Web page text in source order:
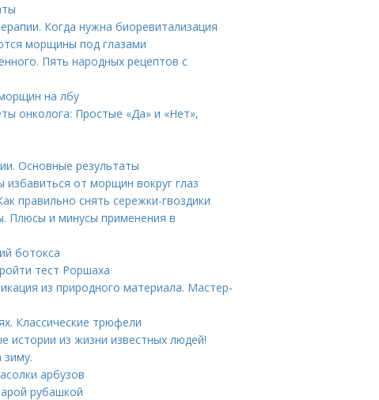
Когда нужна биоревитализация
морщины под глазами
Пять народных рецептов с
на лбу
онколога: Простые «Да» и «Нет»,
Основные результаты
избавиться от морщин вокруг глаз
правильно снять сережки-гвоздики
Плюсы и минусы применения в
ботокса
тест Роршаха
из природного материала. Мастер-
Классические трюфели
истории из жизни известных людей!
арбузов
рубашкой